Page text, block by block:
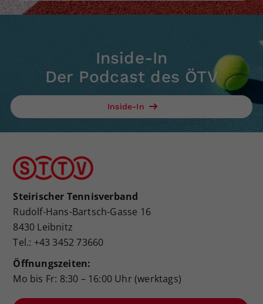
Inside-In
Der Podcast des ÖTV
Inside-In
Steirischer Tennisverband
Rudolf-Hans-Bartsch-Gasse 16
8430 Leibnitz
Tel.: +43 3452 73660
Öffnungszeiten:
Mo bis Fr: 8:30 – 16:00 Uhr (werktags)